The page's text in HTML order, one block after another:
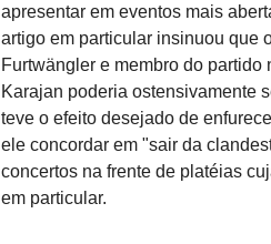
apresentar em eventos mais
artigo em particular insinuou que
Furtwängler e membro do partido
Karajan poderia ostensivamente
teve o efeito desejado de
ele concordar em "sair da
concertos na frente de platéias
em particular.